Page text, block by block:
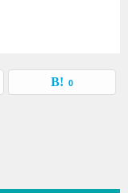
0